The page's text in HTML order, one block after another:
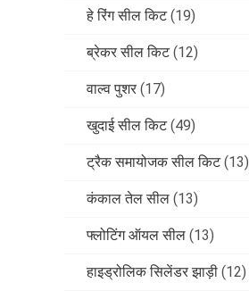
हे रिंग सील किट (19)
ब्रेकर सील किट (12)
वाल्व पुशर (17)
खुदाई सील किट (49)
ट्रैक समायोजक सील किट (13)
कंकाल तेल सील (13)
फ्लोटिंग ऑयल सील (13)
हाइड्रोलिक सिलेंडर झाड़ी (12)